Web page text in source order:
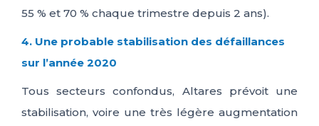
55 % et 70 % chaque trimestre depuis 2 ans).
4. Une probable stabilisation des défaillances
sur l’année 2020
Tous secteurs confondus, Altares prévoit une
stabilisation, voire une très légère augmentation